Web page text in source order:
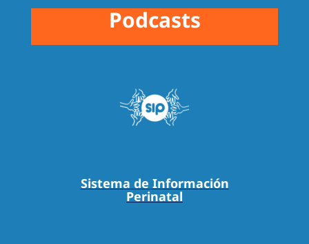
Podcasts
Sistema de Información
Perinatal